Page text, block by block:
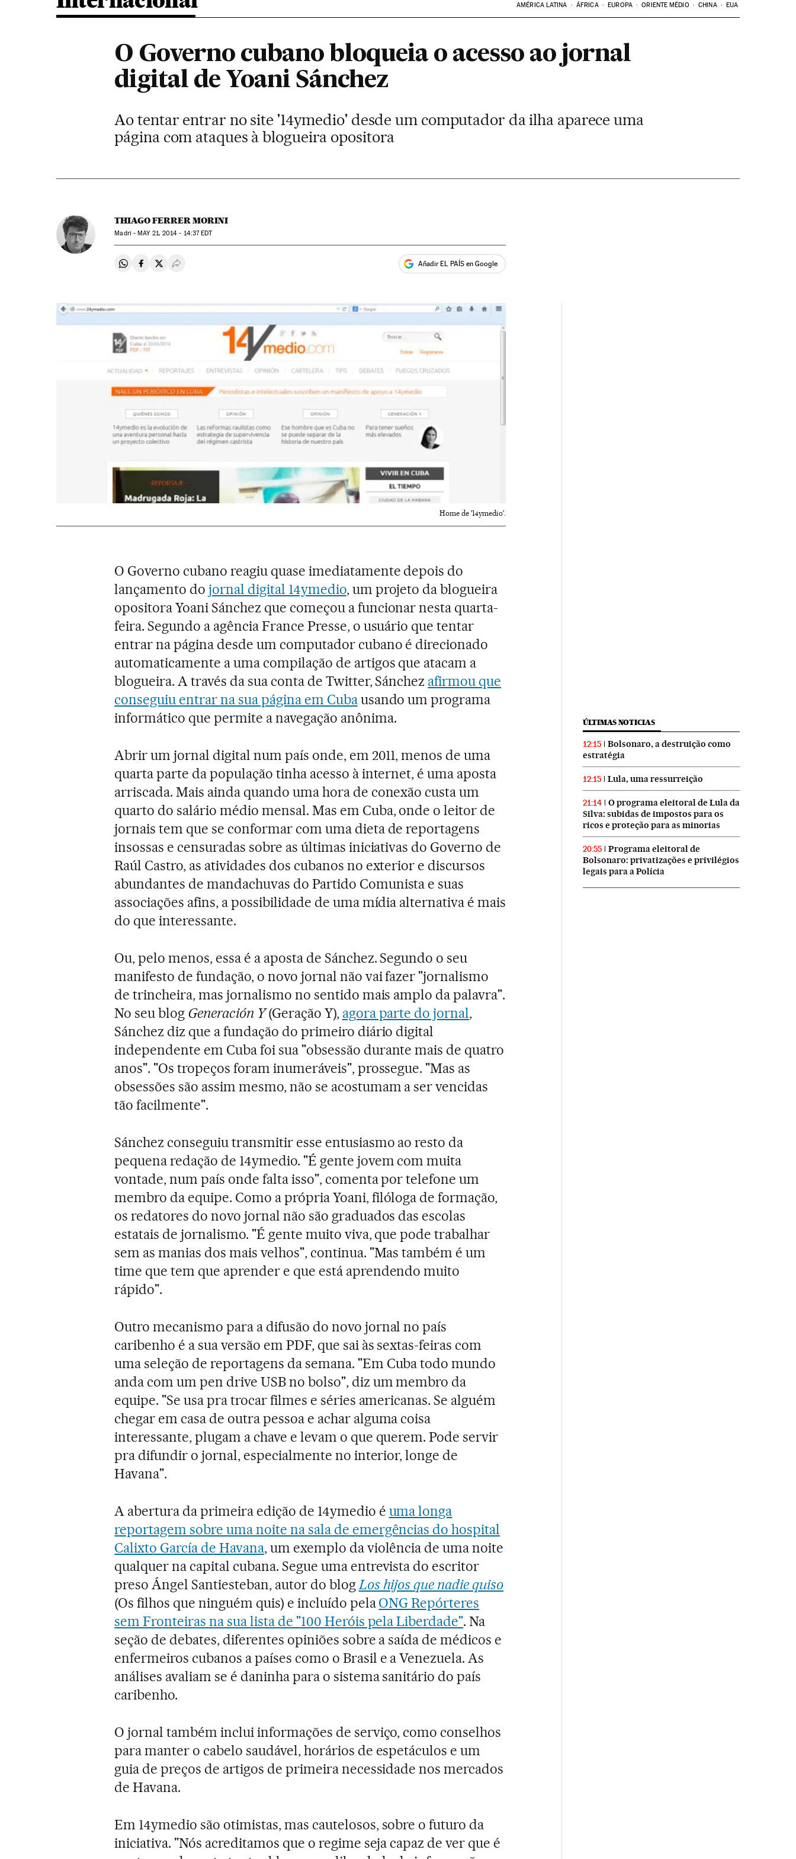
AMÉRICA LATINA ÁFRICA EUROPA ORIENTE MÉDIO CHINA EUA
O Governo cubano bloqueia o acesso ao jornal
digital de Yoani Sánchez
Ao tentar entrar no site '14ymedio' desde um computador da ilha aparece uma
página com ataques à blogueira opositora
THIAGO FERRER MORINI
Madri -MAY21, 2014 - 14:37EDT
Compartir en Whatsapp
Compartir en Facebook
Compartir en Twitter
Desplegar Redes Sociales Añadir EL PAÍS en Google
Home de '14ymedio'.
O Governo cubano reagiu quase imediatamente depois do
lançamento dojornal digital 14ymedio, um projeto da blogueira
opositora Yoani Sánchez que começou a funcionar nesta quarta-
feira. Segundo a agência France Presse, o usuário que tentar
entrar na página desde um computador cubano é direcionado
automaticamente a uma compilação de artigos que atacam a
blogueira. A través da sua conta de Twitter, Sánchez afirmou que
conseguiu entrar na sua página em Cubausando um programa
informático que permite a navegação anônima.
Abrir um jornal digital num país onde, em 2011, menos de uma
quarta parte da população tinha acesso à internet, é uma aposta
arriscada. Mais ainda quando uma hora de conexão custa um
quarto do salário médio mensal. Mas em Cuba, onde o leitor de
jornais tem que se conformar com uma dieta de reportagens
insossas e censuradas sobre as últimas iniciativas do Governo de
Raúl Castro, as atividades dos cubanos no exterior e discursos
abundantes de mandachuvas do Partido Comunista e suas
associações afins, a possibilidade de uma mídia alternativa é mais
do que interessante.
Ou, pelo menos, essa é a aposta de Sánchez. Segundo o seu
manifesto de fundação, o novo jornal não vai fazer "jornalismo
de trincheira, mas jornalismo no sentido mais amplo da palavra".
No seu blog Generación Y(Geração Y), agora parte do jornal,
Sánchez diz que a fundação do primeiro diário digital
independente em Cuba foi sua "obsessão durante mais de quatro
anos". "Os tropeços foram inumeráveis", prossegue. "Mas as
obsessões são assim mesmo, não se acostumam a ser vencidas
tão facilmente".
Sánchez conseguiu transmitir esse entusiasmo ao resto da
pequena redação de 14ymedio. "É gente jovem com muita
vontade, num país onde falta isso", comenta por telefone um
membro da equipe. Como a própria Yoani, filóloga de formação,
os redatores do novo jornal não são graduados das escolas
estatais de jornalismo. "É gente muito viva, que pode trabalhar
sem as manias dos mais velhos", continua. "Mas também é um
time que tem que aprender e que está aprendendo muito
rápido".
Outro mecanismo para a difusão do novo jornal no país
caribenho é a sua versão em PDF, que sai às sextas-feiras com
uma seleção de reportagens da semana. "Em Cuba todo mundo
anda com um pen drive USB no bolso", diz um membro da
equipe. "Se usa pra trocar filmes e séries americanas. Se alguém
chegar em casa de outra pessoa e achar alguma coisa
interessante, plugam a chave e levam o que querem. Pode servir
pra difundir o jornal, especialmente no interior, longe de
Havana".
A abertura da primeira edição de 14ymedio é uma longa
reportagem sobre uma noite na sala de emergências do hospital
Calixto García de Havana, um exemplo da violência de uma noite
qualquer na capital cubana. Segue uma entrevista do escritor
preso Ángel Santiesteban, autor do blogLos hijos que nadie quiso
(Os filhos que ninguém quis) e incluído pelaONG Repórteres
sem Fronteiras na sua lista de "100 Heróis pela Liberdade". Na
seção de debates, diferentes opiniões sobre a saída de médicos e
enfermeiros cubanos a países como o Brasil e a Venezuela. As
análises avaliam se é daninha para o sistema sanitário do país
caribenho.
O jornal também inclui informações de serviço, como conselhos
para manter o cabelo saudável, horários de espetáculos e um
guia de preços de artigos de primeira necessidade nos mercados
de Havana.
Em 14ymedio são otimistas, mas cautelosos, sobre o futuro da
iniciativa. "Nós acreditamos que o regime seja capaz de ver que é
ÚLTIMAS NOTICIAS
12:15
Bolsonaro, a destruição como
estratégia
12:15 Lula, uma ressurreição
21:14
O programa eleitoral de Lula da
Silva: subidas de impostos para os
ricos e proteção para as minorias
20:55
Programa eleitoral de
Bolsonaro: privatizações e privilégios
legais para a Polícia